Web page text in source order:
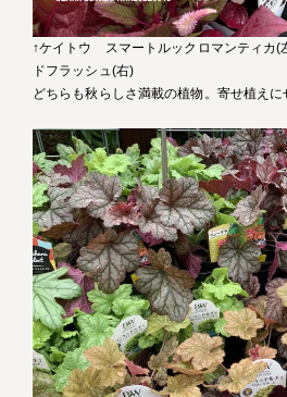
↑ケイトウ スマートルックロマンティカ(
ドフラッシュ(右)
どちらも秋らしさ満載の植物。寄せ植えに